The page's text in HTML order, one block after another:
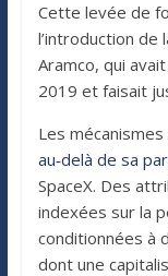
Cette levée de
l’introduction de
Aramco, qui
2019 et faisait
Les
au‑delà de sa
SpaceX. Des
indexées sur la
conditionnées à
dont une